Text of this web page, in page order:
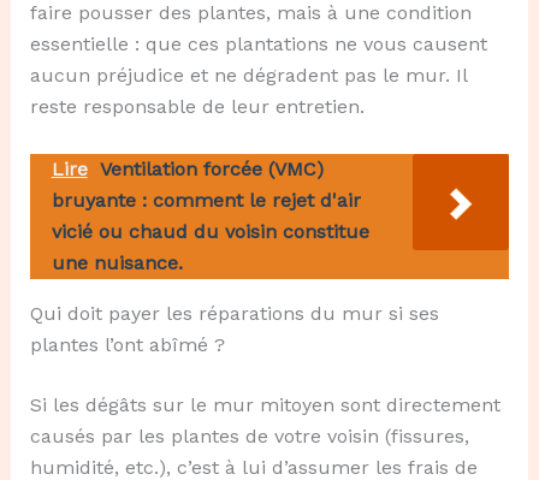
faire pousser des plantes, mais à une condition
essentielle : que ces plantations ne vous causent
aucun préjudice et ne dégradent pas le mur. Il
reste responsable de leur entretien.
Lire Ventilation forcée (VMC)
bruyante : comment le rejet d'air
vicié ou chaud du voisin constitue
une nuisance.
Qui doit payer les réparations du mur si ses
plantes l’ont abîmé ?
Si les dégâts sur le mur mitoyen sont directement
causés par les plantes de votre voisin (fissures,
humidité, etc.), c’est à lui d’assumer les frais de